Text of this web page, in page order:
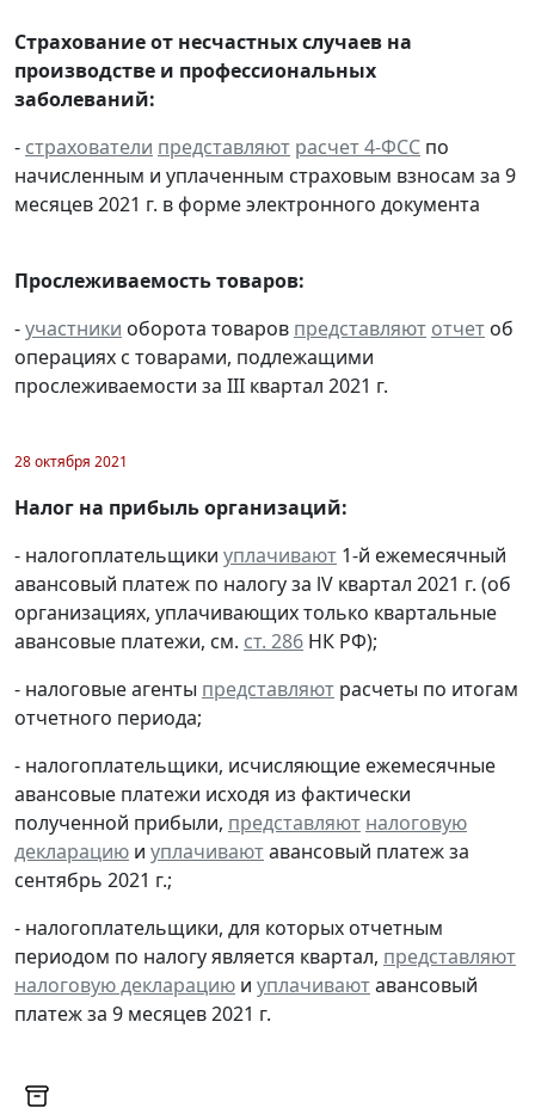
Страхование от несчастных случаев на
производстве и профессиональных
заболеваний:
- страхователи представляют расчет 4-ФСС по
начисленным и уплаченным страховым взносам за 9
месяцев 2021 г. в форме электронного документа
Прослеживаемость товаров:
-участники оборота товаров представляют отчет об
операциях с товарами, подлежащими
прослеживаемости за III квартал 2021 г.
28 октября 2021
Налог на прибыль организаций:
- налогоплательщики уплачивают 1-й ежемесячный
авансовый платеж по налогу за lV квартал 2021 г. (об
организациях, уплачивающих только квартальные
авансовые платежи, см. ст. 286 НК РФ);
- налоговые агенты представляют расчеты по итогам
отчетного периода;
- налогоплательщики, исчисляющие ежемесячные
авансовые платежи исходя из фактически
полученной прибыли, представляют налоговую
декларацию и уплачиваютавансовый платеж за
сентябрь 2021 г.;
- налогоплательщики, для которых отчетным
периодом по налогу является квартал, представляют
налоговую декларацию и уплачиваютавансовый
платеж за 9 месяцев 2021 г.